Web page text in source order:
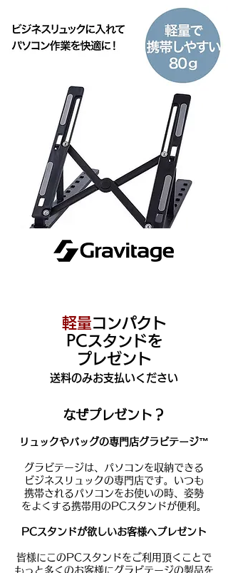
軽量コンパクト
PCスタンドを
プレゼント
送料のみお支払いください
なぜプレゼント？
リュックやバッグの専門店グラビテージ™
グラビテージは、パソコンを収納できる
ビジネスリュックの専門店です。いつも
携帯される パソコンをお使いの時、 姿勢
をよく する携帯用のPCスタンドが便利。
PCスタンドが欲しいお客様へプレゼント
皆様にこのPCスタンドをご利用 頂くことで
もっと多くのお客様にグラビテージの製品を